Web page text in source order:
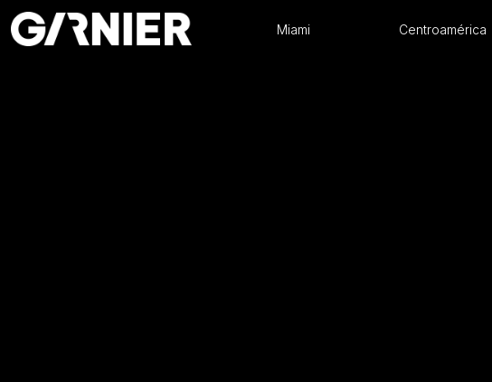
Miami Centroamérica